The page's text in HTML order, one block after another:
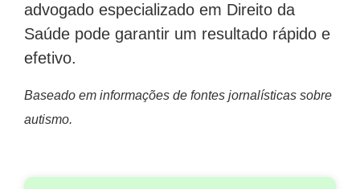
advogado especializado em Direito da
Saúde pode garantir um resultado rápido e
efetivo.
Baseado em informações de fontes jornalísticas sobre
autismo.